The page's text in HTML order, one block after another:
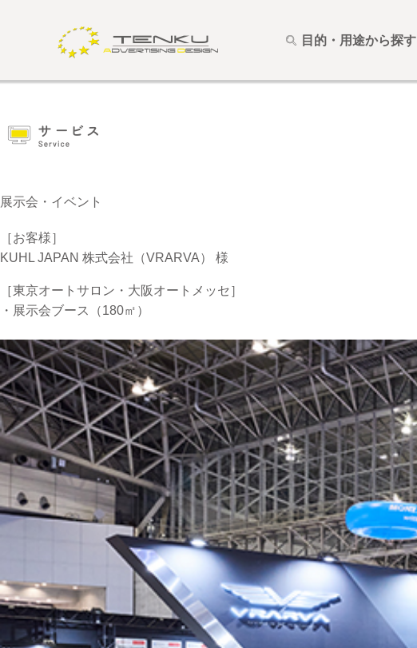
目的・用途から探す
展示会・イベント
［お客様］
KUHL JAPAN 株式会社（VRARVA） 様
［東京オートサロン・大阪オートメッセ］
・展示会ブース（180㎡）